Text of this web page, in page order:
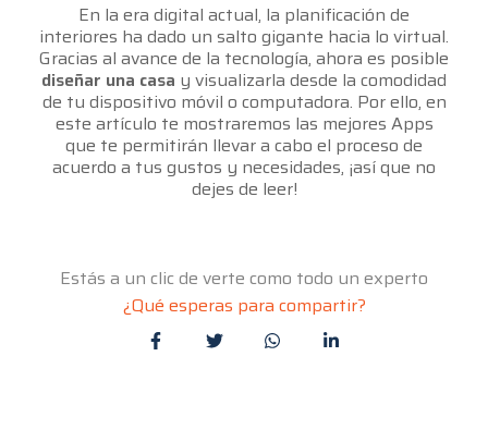
En la era digital actual, la planificación de
interiores ha dado un salto gigante hacia lo virtual.
Gracias al avance de la tecnología, ahora es posible
diseñar una casa y visualizarla desde la comodidad
de tu dispositivo móvil o computadora. Por ello, en
este artículo te mostraremos las mejores Apps
que te permitirán llevar a cabo el proceso de
acuerdo a tus gustos y necesidades, ¡así que no
dejes de leer!
Estás a un clic de verte como todo un experto
¿Qué esperas para compartir?